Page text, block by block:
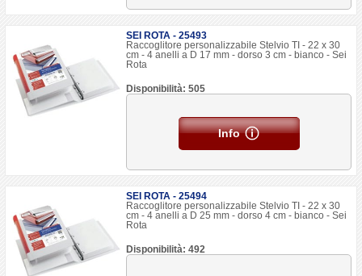
SEI ROTA - 25493
Raccoglitore personalizzabile Stelvio TI - 22 x 30
cm - 4 anelli a D 17 mm - dorso 3 cm - bianco - Sei
Rota
Disponibilità: 505
Info
SEI ROTA - 25494
Raccoglitore personalizzabile Stelvio TI - 22 x 30
cm - 4 anelli a D 25 mm - dorso 4 cm - bianco - Sei
Rota
Disponibilità: 492